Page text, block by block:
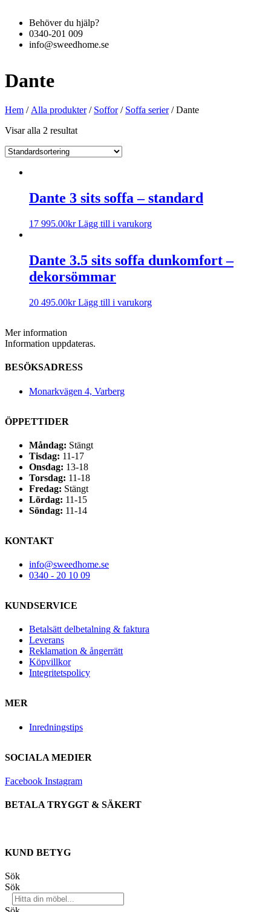
Behöver du hjälp?
0340-201 009
info@sweedhome.se
Dante
Hem /Alla produkter/ Soffor/ Soffa serier/ Dante
Visar alla 2 resultat
Dante 3 sits soffa – standard
17 995.00kr Lägg till i varukorg
Dante 3.5 sits soffa dunkomfort –
dekorsömmar
20 495.00kr Lägg till i varukorg
Mer information
Information uppdateras.
BESÖKSADRESS
Monarkvägen 4, Varberg
ÖPPETTIDER
Måndag: Stängt
Tisdag: 11-17
Onsdag: 13-18
Torsdag: 11-18
Fredag: Stängt
Lördag: 11-15
Söndag: 11-14
KONTAKT
info@sweedhome.se
0340 - 20 10 09
KUNDSERVICE
Betalsätt delbetalning & faktura
Leverans
Reklamation & ångerrätt
Köpvillkor
Integritetspolicy
MER
Inredningstips
SOCIALA MEDIER
Facebook Instagram
BETALA TRYGGT & SÄKERT
KUND BETYG
Sök
Sök